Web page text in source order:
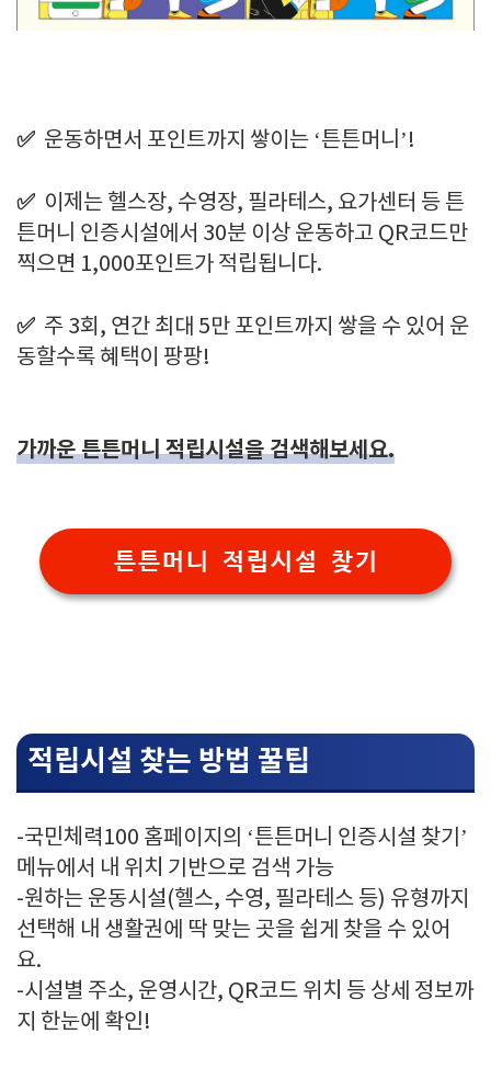
✅ 운동하면서 포인트까지 쌓이는 ‘튼튼머니’!
✅ 이제는 헬스장, 수영장, 필라테스, 요가센터 등 튼
튼머니 인증시설에서 30분 이상 운동하고 QR코드만
찍으면 1,000포인트가 적립됩니다.
✅ 주 3회, 연간 최대 5만 포인트까지 쌓을 수 있어 운
동할수록 혜택이 팡팡!
가까운 튼튼머니 적립시설을 검색해보세요.
튼튼머니 적립시설 찾기
적립시설 찾는 방법 꿀팁
-국민체력100 홈페이지의 ‘튼튼머니 인증시설 찾기’
메뉴에서 내 위치 기반으로 검색 가능
-원하는 운동시설(헬스, 수영, 필라테스 등) 유형까지
선택해 내 생활권에 딱 맞는 곳을 쉽게 찾을 수 있어
요.
-시설별 주소, 운영시간, QR코드 위치 등 상세 정보까
지 한눈에 확인!